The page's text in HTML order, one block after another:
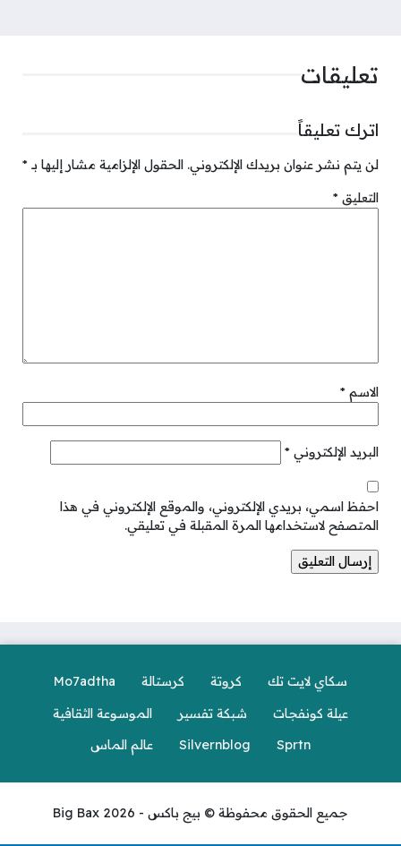
تعليقات
اترك تعليقاً
لن يتم نشر عنوان بريدك الإلكتروني. الحقول الإلزامية مشار إليها بـ *
التعليق *
الاسم *
البريد الإلكتروني *
احفظ اسمي، بريدي الإلكتروني، والموقع الإلكتروني في هذا
المتصفح لاستخدامها المرة المقبلة في تعليقي.
سكاي لايت تك كروتة كرستالة
Mo7adtha
عيلة كونفجات
شبكة تفسير
الموسوعة الثقافية
Sprtn
Silvernblog عالم الماس
جميع الحقوق محفوظة © بيج باكس - Big Bax 2026